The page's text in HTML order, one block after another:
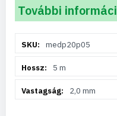
További
információmedp20p05
5 m
2,0 mm